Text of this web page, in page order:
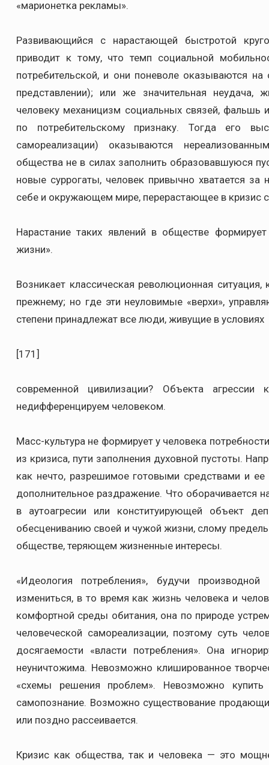
«марионетка рекламы».
Развивающийся с нарастающей быстротой
приводит к тому, что темп социальной
потребительской, и они поневоле оказываются
представлении); или же значительная
человеку механицизм социальных связей, фальшь
по потребительскому признаку. Тогда его
самореализации) оказываются
общества не в силах заполнить образовавшуюся
новые суррогаты, человек привычно хватается
себе и окружающем мире, перерастающее в кризис
Нарастание таких явлений в обществе
жизни».
Возникает классическая революционная
прежнему; но где эти неуловимые «верхи»,
степени принадлежат все люди, живущие в условиях
[171]
современной цивилизации? Объекта
недифференцируем человеком.
Масс-культура не формирует у человека
из кризиса, пути заполнения духовной пустоты.
как нечто, разрешимое готовыми средствами и
дополнительное раздражение. Что оборачивается
в аутоагресии или конституирующей объект
обесцениванию своей и чужой жизни, слому
обществе, теряющем жизненные интересы.
«Идеология потребления», будучи
измениться, в то время как жизнь человека и
комфортной среды обитания, она по природе
человеческой самореализации, поэтому суть
досягаемости «власти потребления». Она
неуничтожима. Невозможно клишированное
«схемы решения проблем». Невозможно
самопознание. Возможно существование
или поздно рассеивается.
Кризис как общества, так и человека — это